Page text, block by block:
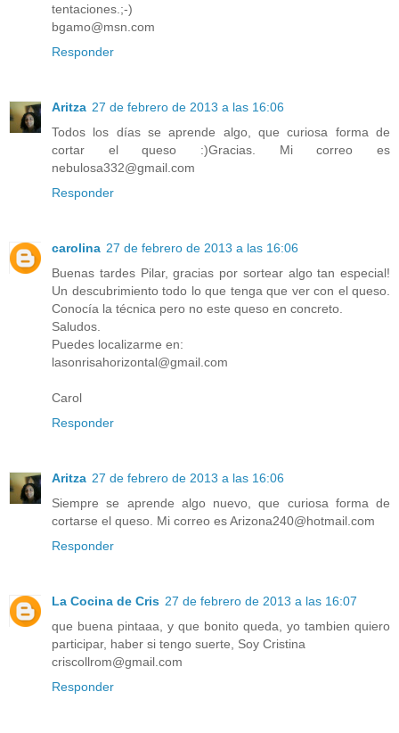
tentaciones.;-)
bgamo@msn.com
Responder
Aritza 27 de febrero de 2013 a las 16:06
Todos los días se aprende algo, que curiosa forma de
cortar el queso :)Gracias. Mi correo es
nebulosa332@gmail.com
Responder
carolina 27 de febrero de 2013 a las 16:06
Buenas tardes Pilar, gracias por sortear algo tan especial!
Un descubrimiento todo lo que tenga que ver con el queso.
Conocía la técnica pero no este queso en concreto.
Saludos.
Puedes localizarme en:
lasonrisahorizontal@gmail.com
Carol
Responder
Aritza 27 de febrero de 2013 a las 16:06
Siempre se aprende algo nuevo, que curiosa forma de
cortarse el queso. Mi correo es Arizona240@hotmail.com
Responder
La Cocina de Cris 27 de febrero de 2013 a las 16:07
que buena pintaaa, y que bonito queda, yo tambien quiero
participar, haber si tengo suerte, Soy Cristina
criscollrom@gmail.com
Responder